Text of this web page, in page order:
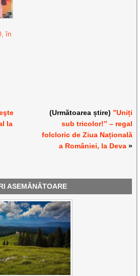
în
la
(Următoarea știre) ”Uniți
sub tricolor!” – regal
folcloric de Ziua Națională
a României, la Deva»
ASEMĂNĂTOARE